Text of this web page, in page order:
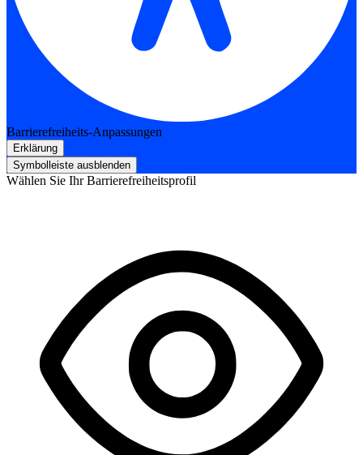
Barrierefreiheits-Anpassungen
Erklärung
Symbolleiste ausblenden
Wählen Sie Ihr Barrierefreiheitsprofil